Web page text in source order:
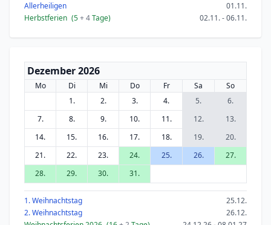
Allerheiligen
01.11.
Herbstferien (5+ 4Tage) 02.11. - 06.11.
Dezember 2026
Mo Di Mi Do Fr Sa
So
1.
2. 3. 4. 5.
6.
7.
8. 9. 10. 11. 12.
13.
14.
15. 16. 17. 18. 19.
20.
21.
22. 23. 24. 25. 26.
27.
28.
29. 30. 31.
1. Weihnachtstag
25.12.
2. Weihnachtstag
26.12.